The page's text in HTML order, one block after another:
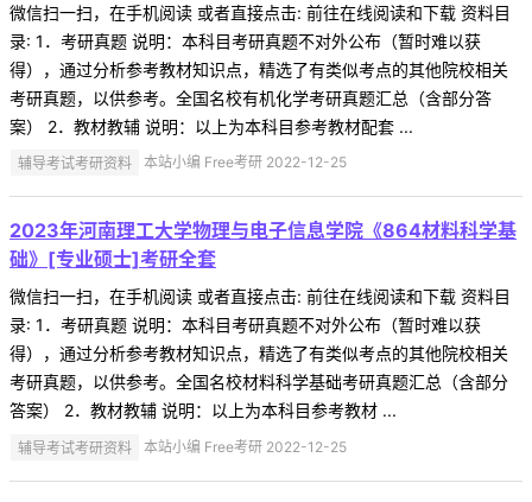
微信扫一扫，在手机阅读 或者直接点击: 前往在线阅读和下载 资料目
录: 1．考研真题 说明：本科目考研真题不对外公布（暂时难以获
得），通过分析参考教材知识点，精选了有类似考点的其他院校相关
考研真题，以供参考。全国名校有机化学考研真题汇总（含部分答
案） 2．教材教辅 说明：以上为本科目参考教材配套 ...
辅导考试考研资料 本站小编 Free考研 2022-12-25
2023年河南理工大学物理与电子信息学院《864材料科学基
础》[专业硕士]考研全套
微信扫一扫，在手机阅读 或者直接点击: 前往在线阅读和下载 资料目
录: 1．考研真题 说明：本科目考研真题不对外公布（暂时难以获
得），通过分析参考教材知识点，精选了有类似考点的其他院校相关
考研真题，以供参考。全国名校材料科学基础考研真题汇总（含部分
答案） 2．教材教辅 说明：以上为本科目参考教材 ...
辅导考试考研资料 本站小编 Free考研 2022-12-25